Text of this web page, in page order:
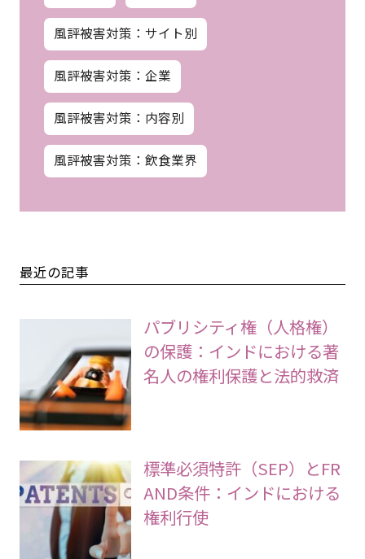
風評被害対策：サイト別
風評被害対策：企業
風評被害対策：内容別
風評被害対策：飲食業界
最近の記事
パブリシティ権（人格権）
の保護：インドにおける著
名人の権利保護と法的救済
標準必須特許（SEP）とFR
AND条件：インドにおける
権利行使